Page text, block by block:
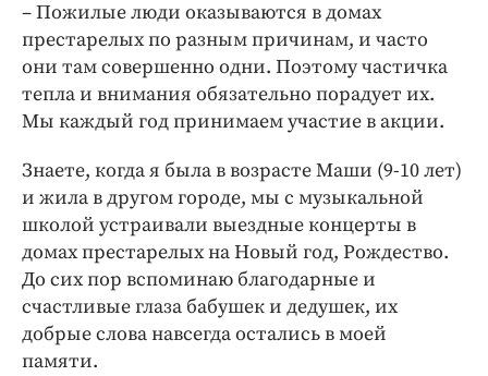
– Пожилые люди оказываются в домах
престарелых по разным причинам, и часто
они там совершенно одни. Поэтому частичка
тепла и внимания обязательно порадует их.
Мы каждый год принимаем участие в акции.
Знаете, когда я была в возрасте Маши (9-10 лет)
и жила в другом городе, мы с музыкальной
школой устраивали выездные концерты в
домах престарелых на Новый год, Рождество.
До сих пор вспоминаю благодарные и
счастливые глаза бабушек и дедушек, их
добрые слова навсегда остались в моей
памяти.